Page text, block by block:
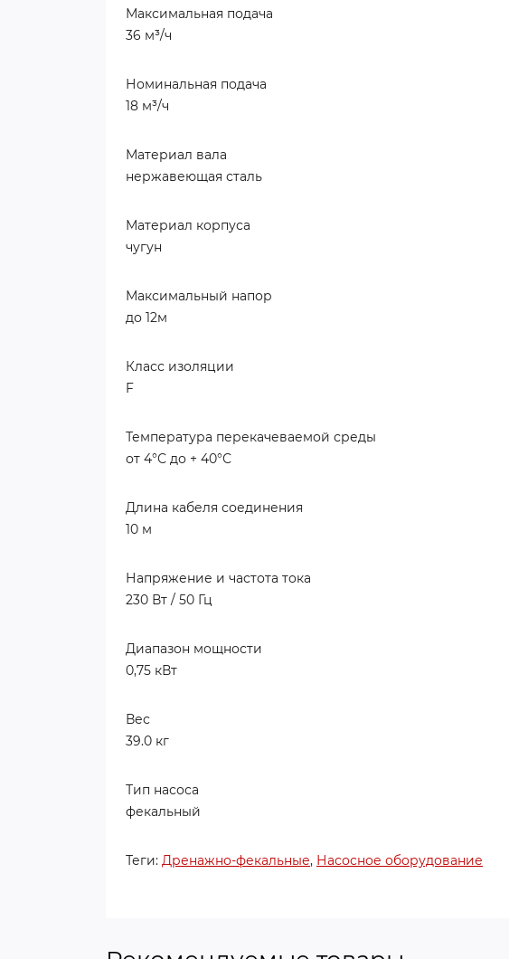
Максимальная подача
36 м³/ч
Номинальная подача
18 м³/ч
Материал вала
нержавеющая сталь
Материал корпуса
чугун
Максимальный напор
до 12м
Класс изоляции
F
Температура перекачеваемой среды
от 4°С до + 40°С
Длина кабеля соединения
10 м
Напряжение и частота тока
230 Вт / 50 Гц
Диапазон мощности
0,75 кВт
Вес
39.0 кг
Тип насоса
фекальный
Теги: Дренажно-фекальные, Насосное оборудование